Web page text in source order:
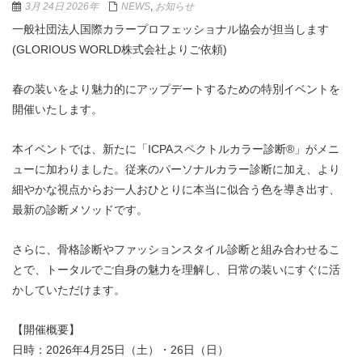
3月 24日 2026年 NEWS, お知らせ
一般社団法人国際カラープロフェッショナル協会が担当します
(GLORIOUS WORLD株式会社よりご依頼)
春の装いをより魅力的にアップデートするための特別イベントを
開催いたします。
本イベントでは、新たに「ICPAスペクトルカラー診断®︎」がメニ
ューに加わりました。従来のパーソナルカラー診断に加え、より
細やかな視点からお一人おひとりに本当に似合う色を導き出す、
最新の診断メソッドです。
さらに、骨格診断やファッションスタイル診断と組み合わせるこ
とで、トータルでご自身の魅力を理解し、日常の装いにすぐに活
かしていただけます。
【開催概要】
日時：2026年4月25日（土）・26日（日）